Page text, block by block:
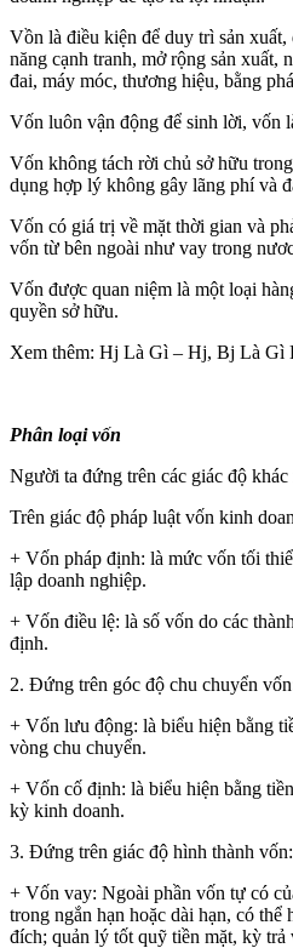
Vồn là điều kiện để duy trì sản
năng cạnh tranh, mở rộng sản
đai, máy móc, thương hiệu, bằng
Vốn luôn vận động để sinh lời, vốn
Vốn không tách rời chủ sở hữu
dụng hợp lý không gây lãng phí và
Vốn có giá trị về mặt thời gian và
vốn từ bên ngoài như vay trong
Vốn được quan niệm là một loại
quyền sở hữu.
Xem thêm: Hj Là Gì – Hj, Bj Là Gì
Phân loại vốn
Người ta đứng trên các giác độ
Trên giác độ pháp luật vốn kinh
+ Vốn pháp định: là mức vốn tối
lập doanh nghiệp.
+ Vốn điều lệ: là số vốn do các
định.
2. Đứng trên góc độ chu chuyển
+ Vốn lưu động: là biểu hiện bằng
vòng chu chuyển.
+ Vốn cố định: là biểu hiện bằng
kỳ kinh doanh.
3. Đứng trên giác độ hình thành vốn:
+ Vốn vay: Ngoài phần vốn tự có
trong ngắn hạn hoặc dài hạn, có
đích; quản lý tốt quỹ tiền mặt, kỳ